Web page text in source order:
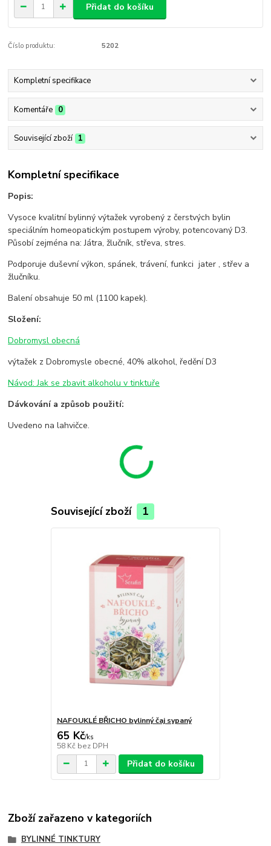
Přidat do košíku
Číslo produktu: 5202
Kompletní specifikace
Komentáře 0
Související zboží 1
Kompletní specifikace
Popis:
Vysoce kvalitní bylinný výtažek vyrobený z čerstvých bylin
speciálním homeopatickým postupem výroby, potencovaný D3.
Působí zejména na: Játra, žlučník, střeva, stres.
Podporuje duševní výkon, spánek, trávení, funkci jater , střev a
žlučníku.
Balení obsahuje 50 ml (1100 kapek).
Složení:
Dobromysl obecná
výtažek z Dobromysle obecné, 40% alkohol, ředění D3
Návod: Jak se zbavit alkoholu v tinktuře
Dávkování a způsob použití:
Uvedeno na lahvičce.
Související zboží 1
NAFOUKLÉ BŘICHO bylinný čaj sypaný
65 Kč/ks
58 Kč bez DPH
Přidat do košíku
Zboží zařazeno v kategoriích
BYLINNÉ TINKTURY